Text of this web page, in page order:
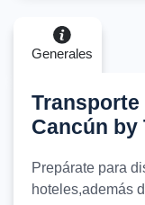
Generales
Transporte
Cancún by
Prepárate para
hoteles,además